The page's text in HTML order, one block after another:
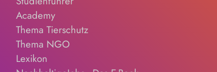
Academy
Thema Tierschutz
Thema NGO
Lexikon